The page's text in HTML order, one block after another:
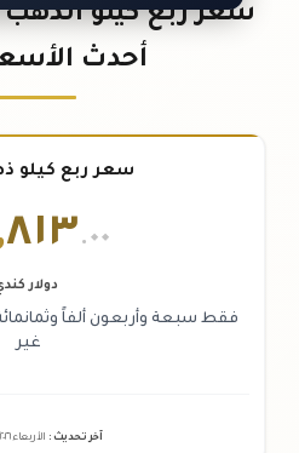
أحدث
سعر ربع كيلو
٨١٣.٠٠
دولار
فقط سبعة وأربعون ألفاً
غير
آخر تحديث : الأربعاء ٠٥٢٠٢٦ -